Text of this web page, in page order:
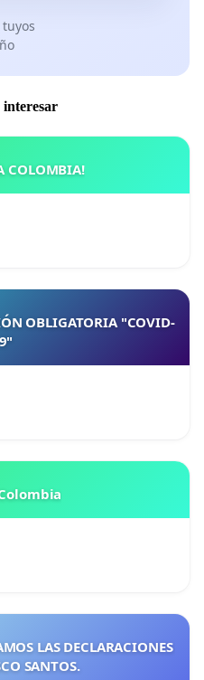
interesar
COLOMBIA!
OBLIGATORIA "COVID-
LAS DECLARACIONES
SANTOS.